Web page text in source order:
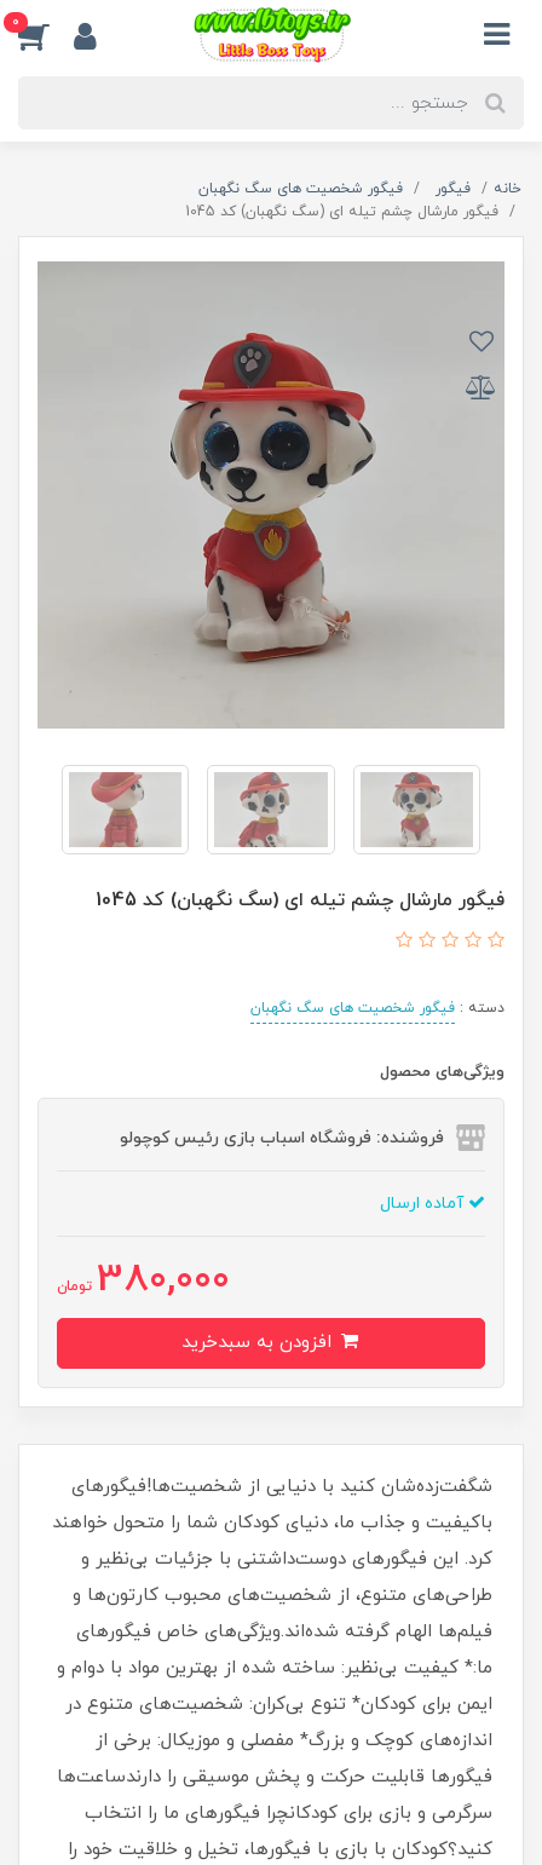
0
خانه فیگور
فیگور شخصیت های سگ نگهبان
فیگور مارشال چشم تیله ای (سگ نگهبان) کد 1045
فیگور مارشال چشم تیله ای (سگ نگهبان) کد 1045
دسته : فیگور شخصیت های سگ نگهبان
ویژگی‌های محصول
فروشنده: فروشگاه اسباب بازی رئیس کوچولو
آماده ارسال
380,000 تومان
شگفت‌زده‌شان کنید با دنیایی از شخصیت‌ها!فیگورهای
باکیفیت و جذاب ما، دنیای کودکان شما را متحول خواهند
کرد. این فیگورهای دوست‌داشتنی با جزئیات بی‌نظیر و
طراحی‌های متنوع، از شخصیت‌های محبوب کارتون‌ها و
فیلم‌ها الهام گرفته شده‌اند.ویژگی‌های خاص فیگورهای
ما:* کیفیت بی‌نظیر: ساخته شده از بهترین مواد با دوام و
ایمن برای کودکان* تنوع بی‌کران: شخصیت‌های متنوع در
اندازه‌های کوچک و بزرگ* مفصلی و موزیکال: برخی از
فیگورها قابلیت حرکت و پخش موسیقی را دارندساعت‌ها
سرگرمی و بازی برای کودکانچرا فیگورهای ما را انتخاب
کنید؟کودکان با بازی با فیگورها، تخیل و خلاقیت خود را